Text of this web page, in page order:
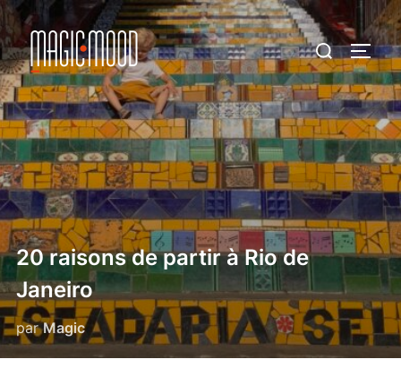
Aller
au
contenu
Rechercher :
20 raisons de partir à Rio de
Janeiro
parMagic